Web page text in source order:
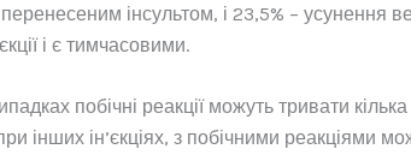
перенесеним інсультом, і 23,5% – усунення
і є тимчасовими.
побічні реакції можуть тривати
інших ін’єкціях, з побічними реакціями